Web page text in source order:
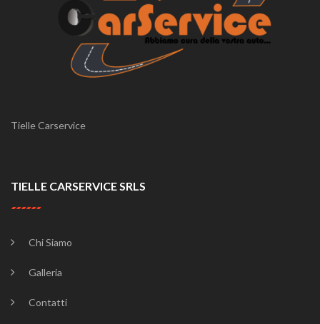
Tielle Carservice
TIELLE CARSERVICE SRLS
Chi Siamo
Galleria
Contatti